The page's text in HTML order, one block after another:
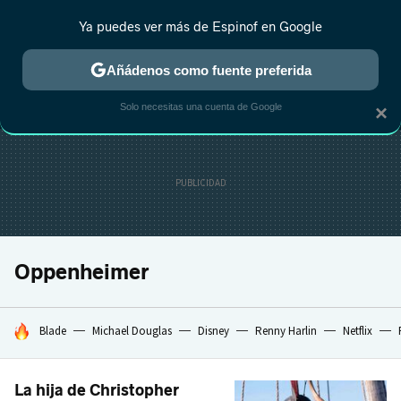
MENÚ NUEVO
ESTRENOS REALITY ANIME RANKINGS CINE
Oppenheimer
HOY SE HABLA DE
Blade Michael Douglas Disney Renny Harlin Netflix
La hija de Christopher
×
Ya puedes ver más de Espinof en Google
Añádenos como fuente preferida
Solo necesitas una cuenta de Google